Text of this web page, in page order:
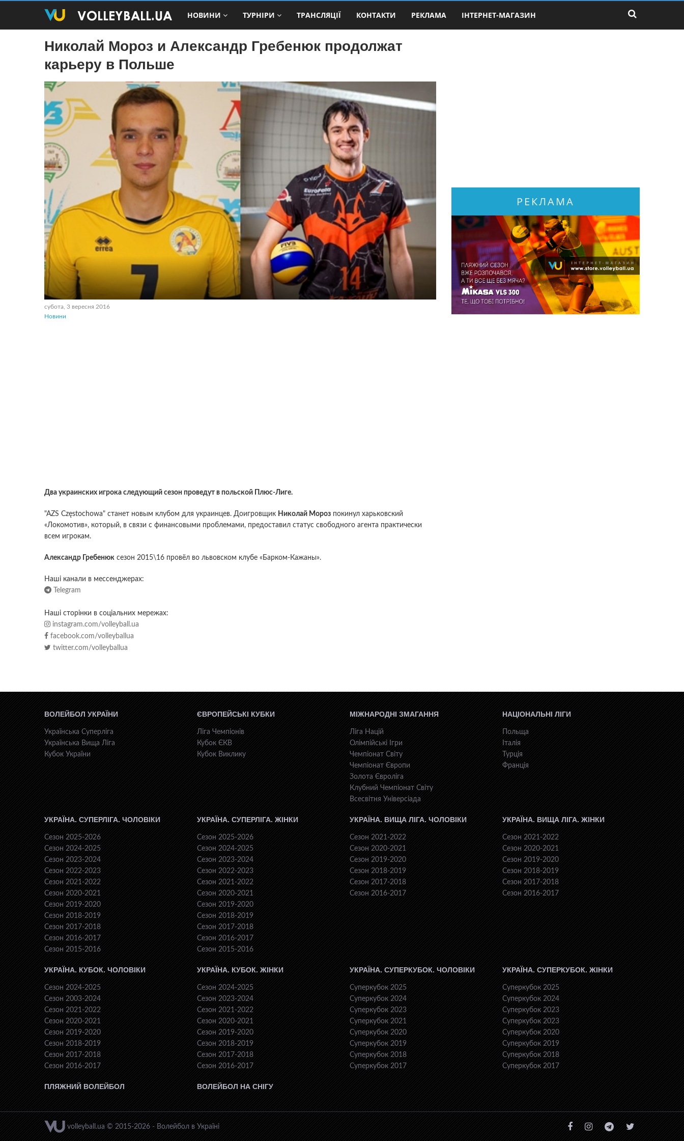
НОВИНИ ТУРНІРИ ТРАНСЛЯЦІЇ КОНТАКТИ РЕКЛАМА ІНТЕРНЕТ-МАГАЗИН
Николай Мороз и Александр Гребенюк продолжат
карьеру в Польше
субота, 3 вересня 2016
Новини
Два украинских игрока следующий сезон проведут в польской Плюс-Лиге.
"AZS Częstochowa" станет новым клубом для украинцев. Доигровщик Николай Мороз покинул харьковский
«Локомотив», который, в связи с финансовыми проблемами, предоставил статус свободного агента практически
всем игрокам.
Александр Гребенюк сезон 2015\16 провёл во львовском клубе «Барком-Кажаны».
Наші канали в мессенджерах:
Telegram
Наші сторінки в соціальних мережах:
instagram.com/volleyball.ua
facebook.com/volleyballua
twitter.com/volleyballua
РЕКЛАМА
ВОЛЕЙБОЛ УКРАЇНИ
Українська Суперліга
Українська Вища Ліга
Кубок України
ЄВРОПЕЙСЬКІ КУБКИ
Ліга Чемпіонів
Кубок ЄКВ
Кубок Виклику
МІЖНАРОДНІ ЗМАГАННЯ
Ліга Націй
Олімпійські Ігри
Чемпіонат Світу
Чемпіонат Європи
Золота Євроліга
Клубний Чемпіонат Світу
Всесвiтня Унiверсiaда
НАЦІОНАЛЬНІ ЛІГИ
Польща
Італія
Турція
Франція
УКРАЇНА. СУПЕРЛІГА. ЧОЛОВІКИ
Сезон 2025-2026
Сезон 2024-2025
Сезон 2023-2024
Сезон 2022-2023
Сезон 2021-2022
Сезон 2020-2021
Сезон 2019-2020
Сезон 2018-2019
Сезон 2017-2018
Сезон 2016-2017
Сезон 2015-2016
УКРАЇНА. СУПЕРЛІГА. ЖІНКИ
Сезон 2025-2026
Сезон 2024-2025
Сезон 2023-2024
Сезон 2022-2023
Сезон 2021-2022
Сезон 2020-2021
Сезон 2019-2020
Сезон 2018-2019
Сезон 2017-2018
Сезон 2016-2017
Сезон 2015-2016
УКРАЇНА. ВИЩА ЛІГА. ЧОЛОВІКИ
Сезон 2021-2022
Сезон 2020-2021
Сезон 2019-2020
Сезон 2018-2019
Сезон 2017-2018
Сезон 2016-2017
УКРАЇНА. ВИЩА ЛІГА. ЖІНКИ
Сезон 2021-2022
Сезон 2020-2021
Сезон 2019-2020
Сезон 2018-2019
Сезон 2017-2018
Сезон 2016-2017
УКРАЇНА. КУБОК. ЧОЛОВІКИ
Сезон 2024-2025
Сезон 2003-2024
Сезон 2021-2022
Сезон 2020-2021
Сезон 2019-2020
Сезон 2018-2019
Сезон 2017-2018
Сезон 2016-2017
УКРАЇНА. КУБОК. ЖІНКИ
Сезон 2024-2025
Сезон 2023-2024
Сезон 2021-2022
Сезон 2020-2021
Сезон 2019-2020
Сезон 2018-2019
Сезон 2017-2018
Сезон 2016-2017
УКРАЇНА. СУПЕРКУБОК. ЧОЛОВІКИ
Суперкубок 2025
Суперкубок 2024
Суперкубок 2023
Суперкубок 2021
Суперкубок 2020
Суперкубок 2019
Суперкубок 2018
Суперкубок 2017
УКРАЇНА. СУПЕРКУБОК. ЖІНКИ
Суперкубок 2025
Суперкубок 2024
Суперкубок 2023
Суперкубок 2023
Суперкубок 2020
Суперкубок 2019
Суперкубок 2018
Суперкубок 2017
ПЛЯЖНИЙ ВОЛЕЙБОЛ ВОЛЕЙБОЛ НА СНІГУ
volleyball.ua © 2015-2026 - Волейбол в Україні